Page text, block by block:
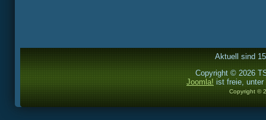
Aktuell sind
Copyright © 2026
Joomla! ist freie,
Copyright ©